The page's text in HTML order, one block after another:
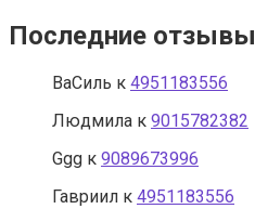
Последние отзывы
ВаСиль к 4951183556
Людмила к 9015782382
Ggg к 9089673996
Гавриил к 4951183556